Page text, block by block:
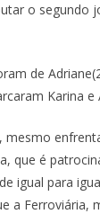
o segundo
de
Karina e
que é
igual para
a Ferroviária,